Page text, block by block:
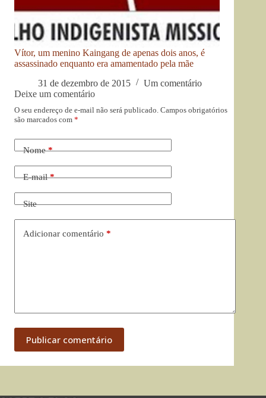
Vítor, um menino Kaingang de apenas dois anos, é
assassinado enquanto era amamentado pela mãe
31 de dezembro de 2015
Um comentário
Deixe um comentário
O seu endereço de e-mail não será publicado. Campos obrigatórios
são marcados com *
Nome*
E-mail*
Site
Adicionar comentário *
Publicar comentário